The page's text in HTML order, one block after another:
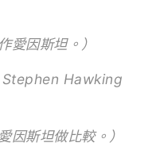
愛因斯坦。）
Hawking
因斯坦做比較。）